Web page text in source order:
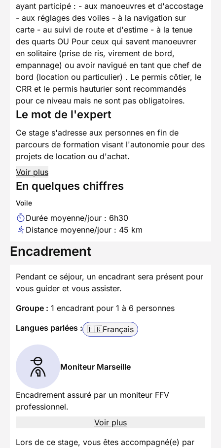
ayant participé : - aux manoeuvres et d'accostage
- aux réglages des voiles - à la navigation sur
carte - au suivi de route et d'estime - à la tenue
des quarts OU Pour ceux qui savent manoeuvrer
en solitaire (prise de ris, virement de bord,
empannage) ou avoir navigué en tant que chef de
bord (location ou particulier) . Le permis côtier, le
CRR et le permis hauturier sont recommandés
pour ce niveau mais ne sont pas obligatoires.
Le mot de l'expert
Ce stage s'adresse aux personnes en fin de
parcours de formation visant l'autonomie pour des
projets de location ou d'achat.
Voir plus
En quelques chiffres
Voile
Durée moyenne/jour : 6h30
Distance moyenne/jour : 45 km
Encadrement
Pendant ce séjour, un encadrant sera présent pour
vous guider et vous assister.
Groupe : 1 encadrant pour 1 à 6 personnes
Langues parlées : 🇫🇷Français
Moniteur Marseille
Encadrement assuré par un moniteur FFV
professionnel.
Voir plus
Lors de ce stage, vous êtes accompagné(e) par